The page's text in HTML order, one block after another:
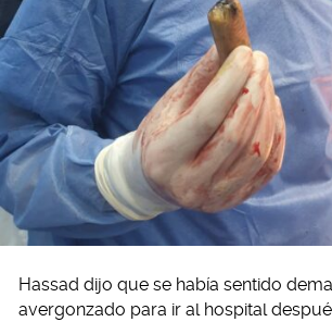
Hassad dijo que se había sentido
avergonzado para ir al hospital